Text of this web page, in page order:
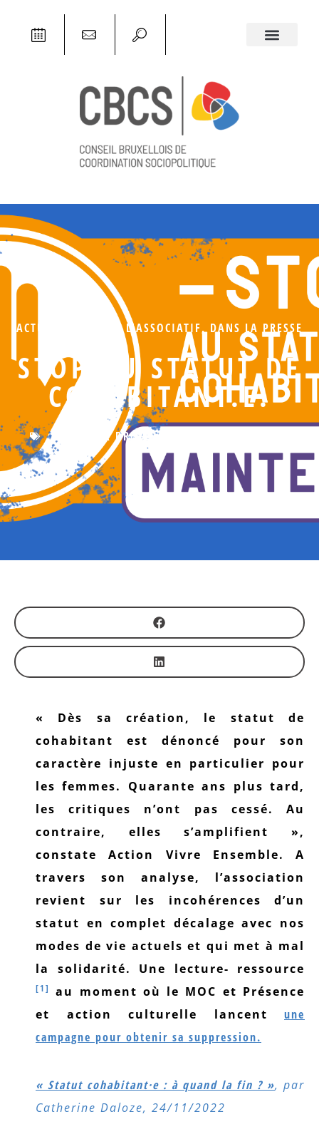
ACTUALITÉS DANS L'ASSOCIATIF, DANS LA PRESSE
STOP AU STATUT DE
COHABITANT.E.
ACCÈS AUX DROITS,
« Dès sa création, le statut de
cohabitant est dénoncé pour son
caractère injuste en particulier pour
les femmes. Quarante ans plus tard,
les critiques n’ont pas cessé. Au
contraire, elles s’amplifient »,
constate Action Vivre Ensemble. A
travers son analyse, l’association
revient sur les incohérences d’un
statut en complet décalage avec nos
modes de vie actuels et qui met à mal
la solidarité. Une lecture- ressource
[1]
au moment où le MOC et Présence
et action culturelle lancent une
campagne pour obtenir sa suppression.
« Statut cohabitant·e : à quand la fin ? », par
Catherine Daloze, 24/11/2022